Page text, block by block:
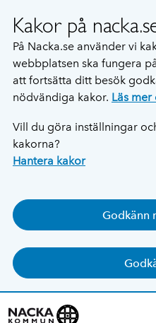
Kakor på
På Nacka.se använder vi
webbplatsen ska fungera
att fortsätta ditt besök
nödvändiga kakor. Läs
Vill du göra inställningar
kakorna?
Hantera kakor
Godkänn